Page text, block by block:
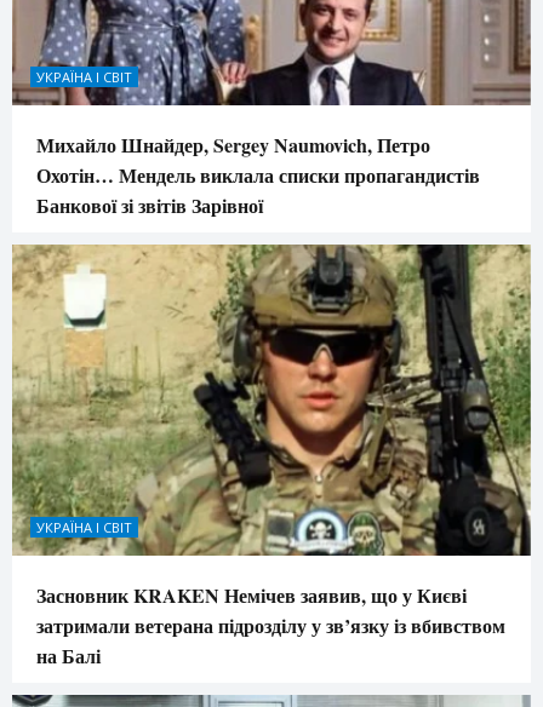
УКРАЇНА І СВІТ
Михайло Шнайдер, Sergey Naumovich, Петро
Охотін… Мендель виклала списки пропагандистів
Банкової зі звітів Зарівної
УКРАЇНА І СВІТ
Засновник KRAKEN Немічев заявив, що у Києві
затримали ветерана підрозділу у зв’язку із вбивством
на Балі